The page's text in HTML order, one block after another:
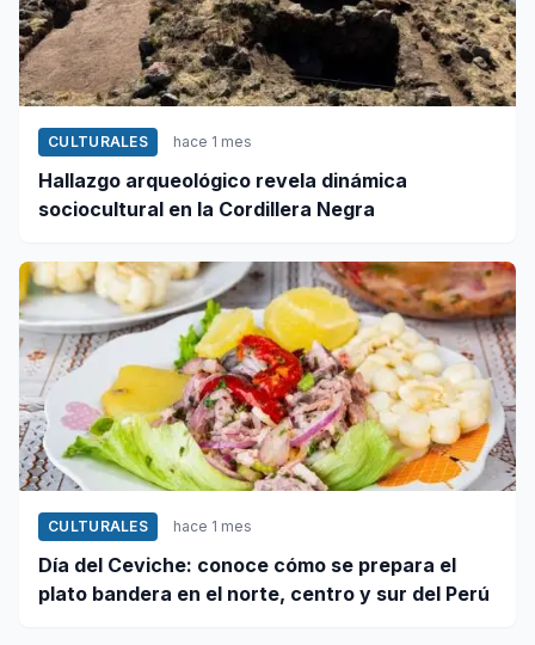
CULTURALES hace 1 mes
Hallazgo arqueológico revela dinámica
sociocultural en la Cordillera Negra
CULTURALES hace 1 mes
Día del Ceviche: conoce cómo se prepara el
plato bandera en el norte, centro y sur del Perú